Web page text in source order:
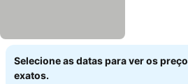
Selecione as datas para ver os
exatos.